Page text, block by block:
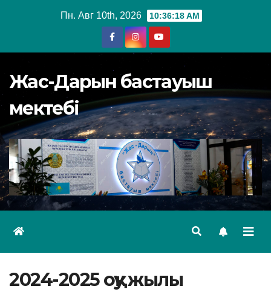
Пн. Авг 10th, 2026 10:36:20 AM
Жас-Дарын бастауыш
мектебі
2024-2025 оқу жылы